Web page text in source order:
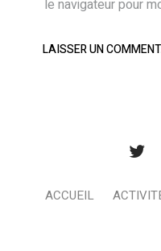
le navigateur pour
ACCUEIL